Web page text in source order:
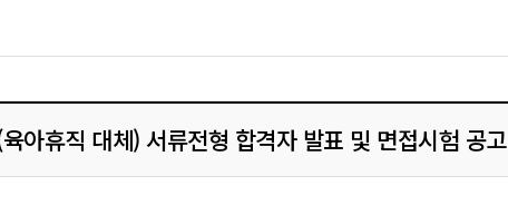
아휴직 대체) 서류전형 합격자 발표 및 면접시험 공고